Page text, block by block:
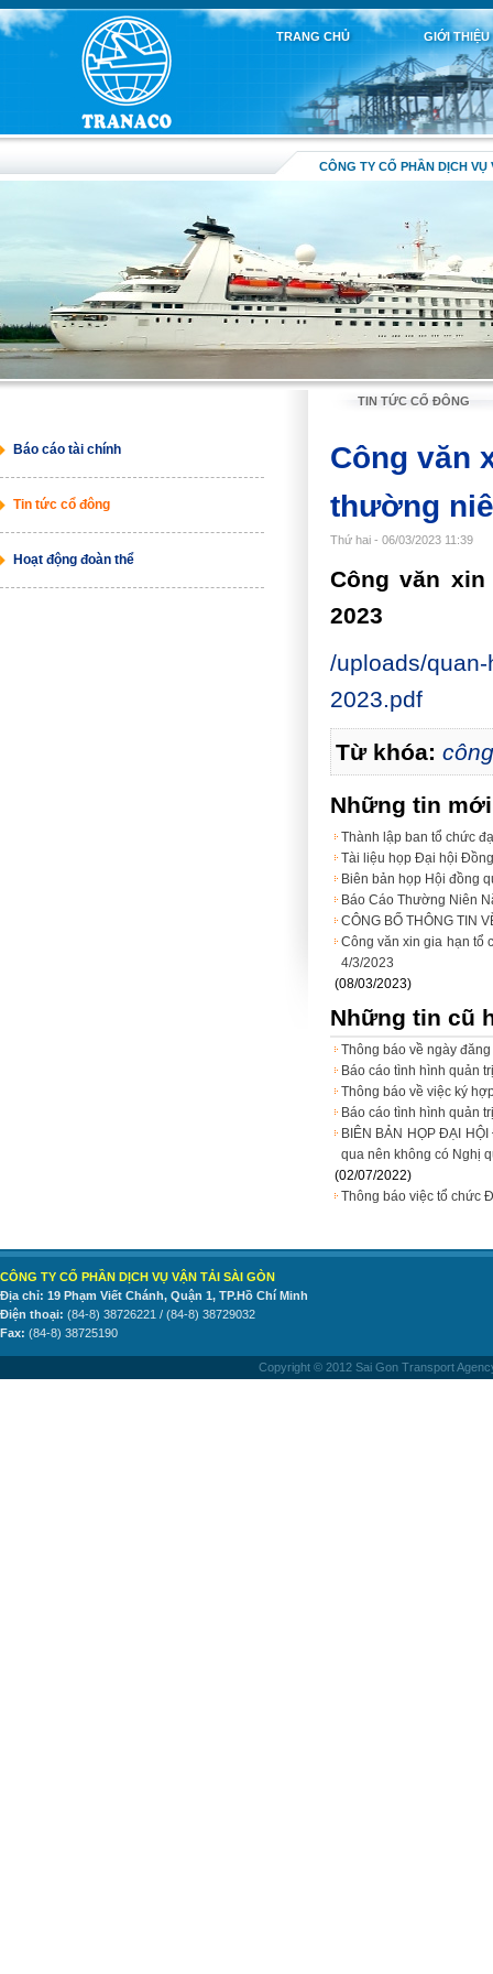
GIỚI THIỆU
TRANG CHỦ
CÔNG TY CỔ PHẦN DỊCH VỤ
Báo cáo tài chính
Tin tức cổ đông
Hoạt động đoàn thể
TIN TỨC CỔ ĐÔNG
Công văn
thường
Thứ hai - 06/03/2023 11:39
Công văn
2023
/uploads/
2023.pdf
Từ khóa:
Những tin
Thành lập ban tổ chức
Tài liệu họp Đại hội
Biên bản họp Hội đồng
Báo Cáo Thường Niên
CÔNG BỐ THÔNG TIN
Công văn xin gia hạn tổ
4/3/2023
(08/03/2023)
Những tin cũ
Thông báo về ngày
Báo cáo tình hình quản
Thông báo về việc ký
Báo cáo tình hình quản
BIÊN BẢN HỌP ĐẠI
qua nên không có Nghị
(02/07/2022)
Thông báo việc tổ chức
CÔNG TY CỔ PHẦN DỊCH VỤ VẬN TẢI SÀI GÒN
Địa chỉ: 19 Phạm Viết Chánh, Quận 1, TP.Hồ Chí Minh
Điện thoại: (84-8) 38726221 / (84-8) 38729032
Fax: (84-8) 38725190
Copyright © 2012 Sai Gon Transport